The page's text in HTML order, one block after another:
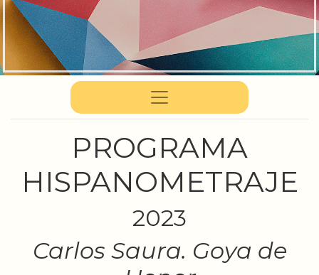
PROGRAMA
HISPANOMETRAJE
2023
Carlos Saura. Goya de